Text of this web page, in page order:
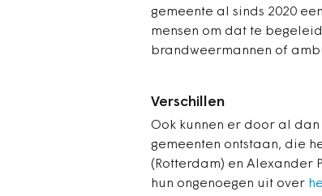
gemeente al sinds 2020
mensen om dat te
brandweermannen of
Verschillen
Ook kunnen er door al
gemeenten ontstaan, die
(Rotterdam) en Alexander
hun ongenoegen uit over